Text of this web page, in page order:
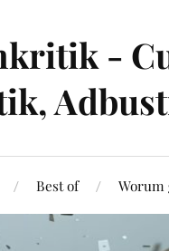
-
Best of Worum